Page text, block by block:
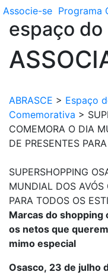
Associe-se Programa
espaço do
ABRASCE > Espaço
Comemorativa >
COMEMORA O DIA
DE PRESENTES
SUPERSHOPPING
MUNDIAL DOS AVÓS
PARA TODOS OS
Marcas do
os netos que
mimo especial
Osasco, 23 de julho